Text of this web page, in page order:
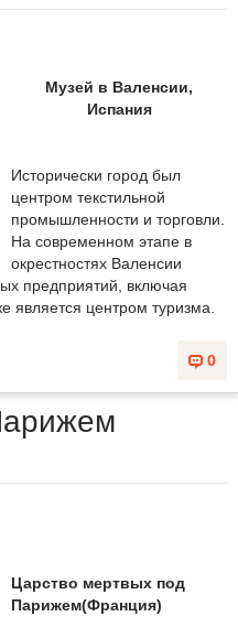
Музей в Валенсии,
Испания
Исторически город был
центром текстильной
промышленности и торговли.
На современном этапе в
окрестностях Валенсии
предприятий, включая
центром туризма.
0
Царство мертвых под
Парижем(Франция)